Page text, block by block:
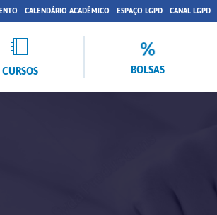
CALENDÁRIO ACADÊMICO ESPAÇO LGPD CANAL LGPD
CURSOS BOLSAS